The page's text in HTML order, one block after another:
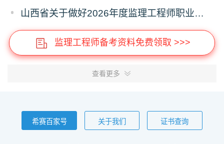
山西省关于做好2026年度监理工程师职业资格考试考务工作的通知
监理工程师备考资料免费领取 >>>
查看更多
希赛百家号 关于我们 证书查询